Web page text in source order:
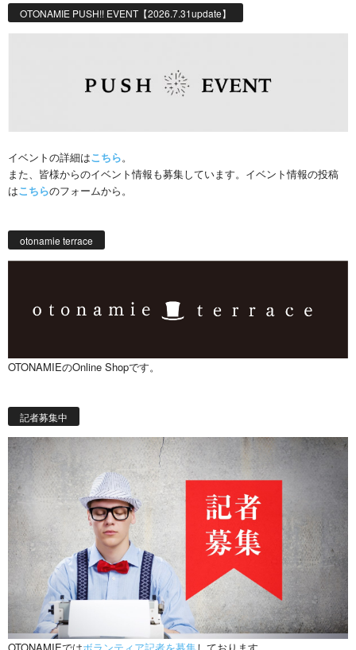
OTONAMIE PUSH!! EVENT【2026.7.31update】
イベントの詳細はこちら。
また、皆様からのイベント情報も募集しています。イベント情報の投稿
はこちらのフォームから。
otonamie terrace
OTONAMIEのOnline Shopです。
記者募集中